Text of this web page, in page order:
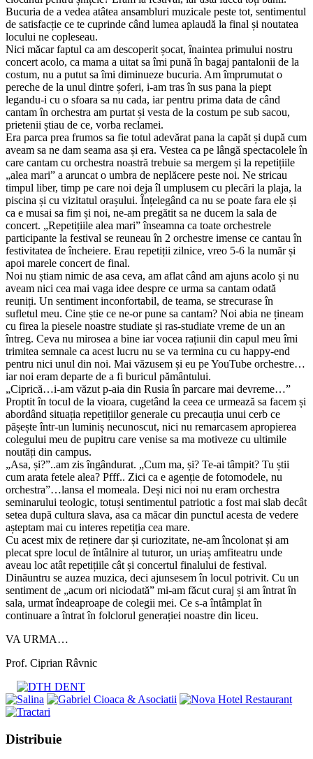
Bucuria de a vedea atâtea ansambluri muzicale peste tot, sentimentul
de satisfacție ce te cuprinde când lumea aplaudă la final și noutatea
locului ne copleseau.
Nici măcar faptul ca am descoperit șocat, înaintea primului nostru
concert acolo, ca mama a uitat sa îmi pună în bagaj pantalonii de la
costum, nu a putut sa îmi diminueze bucuria. Am împrumutat o
pereche de la unul dintre șoferi, i-am tras în sus pana la piept
legandu-i cu o sfoara sa nu cada, iar pentru prima data de când
cantam în orchestra am purtat și vesta de la costum pe sub sacou,
prietenii știau de ce, vorba reclamei.
Era parca prea frumos sa fie totul adevărat pana la capăt și după cum
aveam sa ne dam seama asa și era. Vestea ca pe lângă spectacolele în
care cantam cu orchestra noastră trebuie sa mergem și la repetițiile
„alea mari” a aruncat o umbra de neplăcere peste noi. Ne stricau
timpul liber, timp pe care noi deja îl umplusem cu plecări la plaja, la
piscina și cu vizitatul orașului. Înțelegând ca nu se poate fara ele și
ca e musai sa fim și noi, ne-am pregătit sa ne ducem la sala de
concert. „Repetițiile alea mari” înseamna ca toate orchestrele
participante la festival se reuneau în 2 orchestre imense ce cantau în
festivitatea de încheiere. Erau repetiții zilnice, vreo 5-6 la număr și
apoi marele concert de final.
Noi nu știam nimic de asa ceva, am aflat când am ajuns acolo și nu
aveam nici cea mai vaga idee despre ce urma sa cantam odată
reuniți. Un sentiment inconfortabil, de teama, se strecurase în
sufletul meu. Cine știe ce ne-or pune sa cantam? Noi abia ne țineam
cu firea la piesele noastre studiate și ras-studiate vreme de un an
întreg. Ceva nu mirosea a bine iar vocea rațiunii din capul meu îmi
trimitea semnale ca acest lucru nu se va termina cu cu happy-end
pentru nici unul din noi. Mai văzusem și eu pe YouTube orchestre…
iar noi eram departe de a fi buricul pământului.
„Ciprică…i-am văzut p-aia din Rusia în parcare mai devreme…”
Proptit în tocul de la vioara, cugetând la ceea ce urmează sa facem și
abordând situația repetițiilor generale cu precauția unui cerb ce
pășește într-un luminiș necunoscut, nici nu remarcasem apropierea
colegului meu de pupitru care venise sa ma motiveze cu ultimile
noutăți din campus.
„Asa, și?”..am zis îngândurat. „Cum ma, și? Te-ai tâmpit? Tu știi
cum arata fetele alea? Pfff.. Zici ca e agenție de fotomodele, nu
orchestra”…lansa el momeala. Deși nici noi nu eram orchestra
seminarului teologic, totuși sentimentul patriotic a fost mai slab decât
setea după cultura slava, asa ca măcar din punctul acesta de vedere
așteptam mai cu interes repetiția cea mare.
Cu acest mix de reținere dar și curiozitate, ne-am încolonat și am
plecat spre locul de întâlnire al tuturor, un uriaș amfiteatru unde
aveau loc atât repetițiile cât și concertul finalului de festival.
Dinăuntru se auzea muzica, deci ajunsesem în locul potrivit. Cu un
sentiment de „acum ori niciodată” mi-am făcut curaj și am întrat în
sala, urmat îndeaproape de colegii mei. Ce s-a întâmplat în
continuare a întrat în folclorul generației noastre din liceu.
VA URMA…
Prof. Ciprian Râvnic
DistribuieShare